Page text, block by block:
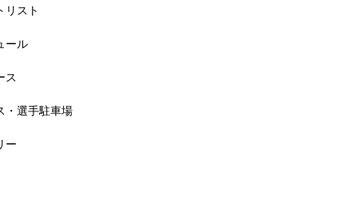
リスト
ール
ス
・選手駐車場
ー